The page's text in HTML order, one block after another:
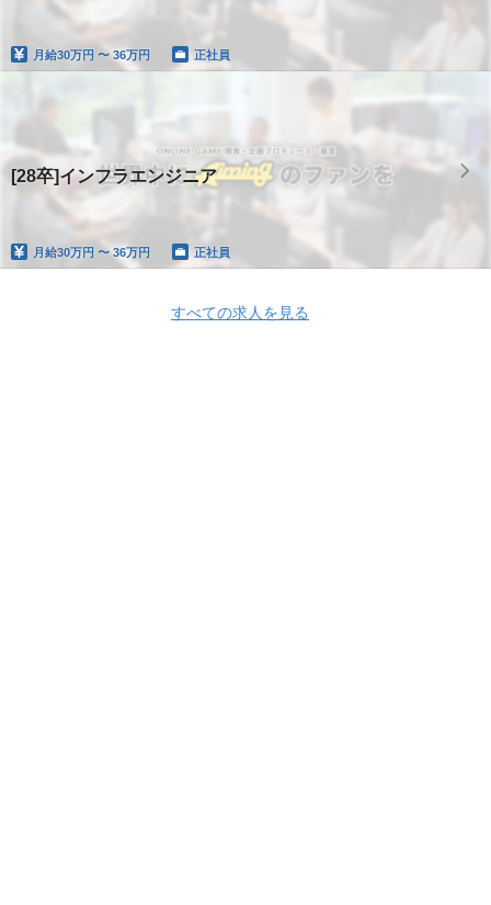
月給30万円 〜 36万円 正社員
[28卒]インフラエンジニア
月給30万円 〜 36万円 正社員
すべての求人を見る